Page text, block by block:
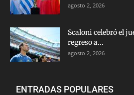
agosto 2, 2026
Scaloni celebró el
regreso a...
agosto 2, 2026
ENTRADAS POPULARES